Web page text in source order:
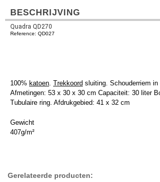
BESCHRIJVING
Quadra QD270
Reference: QD027
100% katoen. Trekkoord sluiting. Schouderriem
Afmetingen: 53 x 30 x 30 cm Capaciteit: 30 liter
Tubulaire ring. Afdrukgebied: 41 x 32 cm
Gewicht
407g/m²
Gerelateerde producten: